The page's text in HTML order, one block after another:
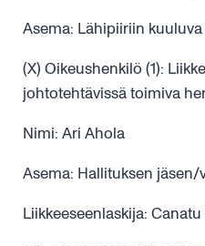
Asema: Lähipiiriin
(X) Oikeushenkilö (1):
johtotehtävissä toimiva
Nimi: Ari Ahola
Asema: Hallituksen jäsen/
Liikkeeseenlaskija: Canatu